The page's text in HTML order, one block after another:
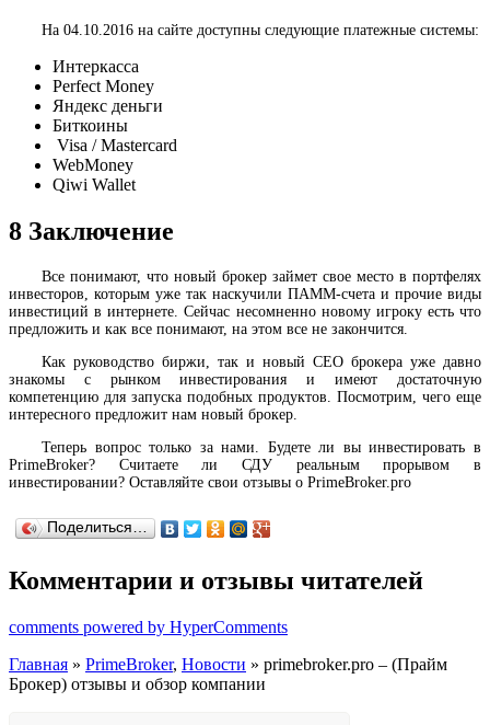
На 04.10.2016 на сайте доступны следующие платежные системы:
Интеркасса
Perfect Money
Яндекс деньги
Биткоины
Visa / Mastercard
WebMoney
Qiwi Wallet
8 Заключение
Все понимают, что новый брокер займет свое место в портфелях
инвесторов, которым уже так наскучили ПАММ-счета и прочие виды
инвестиций в интернете. Сейчас несомненно новому игроку есть что
предложить и как все понимают, на этом все не закончится.
Как руководство биржи, так и новый СЕО брокера уже давно
знакомы с рынком инвестирования и имеют достаточную
компетенцию для запуска подобных продуктов. Посмотрим, чего еще
интересного предложит нам новый брокер.
Теперь вопрос только за нами. Будете ли вы инвестировать в
PrimeBroker? Считаете ли СДУ реальным прорывом в
инвестировании? Оставляйте свои отзывы о PrimeBroker.pro
Поделиться…
Комментарии и отзывы читателей
comments powered by HyperComments
Главная » PrimeBroker, Новости » primebroker.pro – (Прайм
Брокер) отзывы и обзор компании